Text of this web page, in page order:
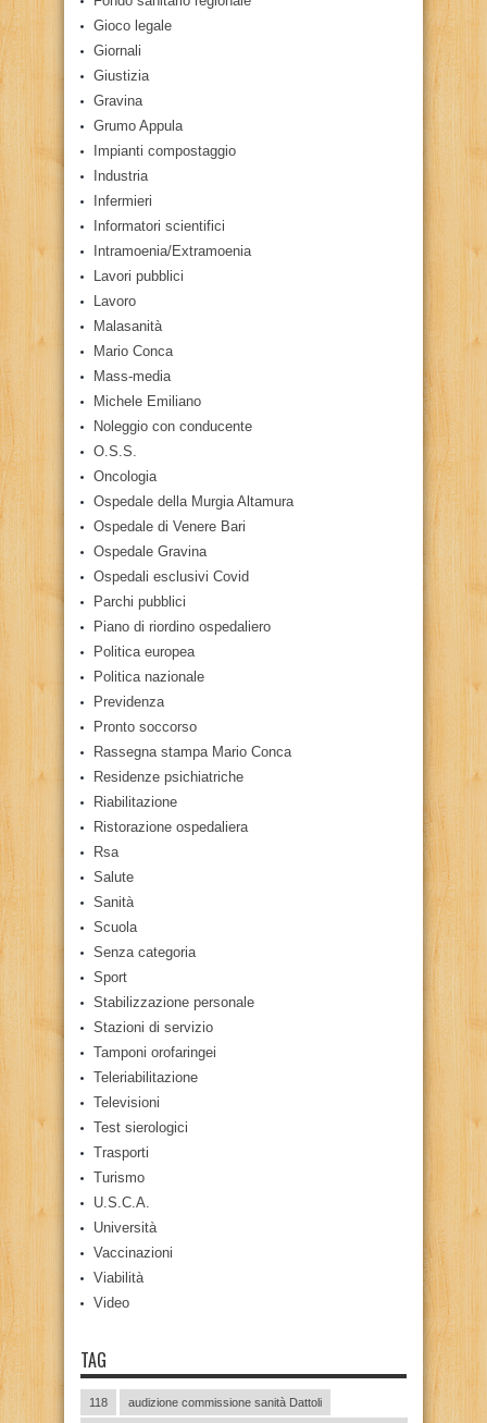
Gioco legale
Giornali
Giustizia
Gravina
Grumo Appula
Impianti compostaggio
Industria
Infermieri
Informatori scientifici
Intramoenia/Extramoenia
Lavori pubblici
Lavoro
Malasanità
Mario Conca
Mass-media
Michele Emiliano
Noleggio con conducente
O.S.S.
Oncologia
Ospedale della Murgia Altamura
Ospedale di Venere Bari
Ospedale Gravina
Ospedali esclusivi Covid
Parchi pubblici
Piano di riordino ospedaliero
Politica europea
Politica nazionale
Previdenza
Pronto soccorso
Rassegna stampa Mario Conca
Residenze psichiatriche
Riabilitazione
Ristorazione ospedaliera
Rsa
Salute
Sanità
Scuola
Senza categoria
Sport
Stabilizzazione personale
Stazioni di servizio
Tamponi orofaringei
Teleriabilitazione
Televisioni
Test sierologici
Trasporti
Turismo
U.S.C.A.
Università
Vaccinazioni
Viabilità
Video
TAG
118 audizione commissione sanità Dattoli